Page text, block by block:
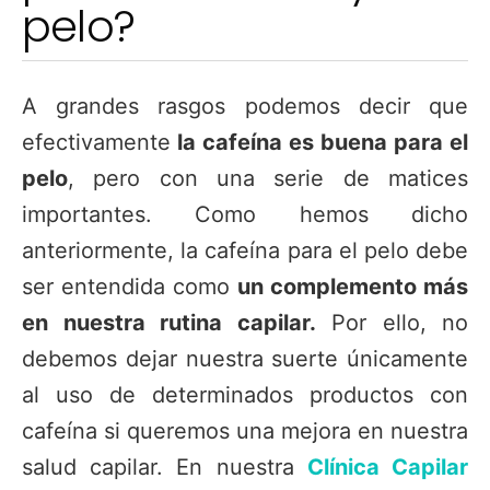
pelo?
A grandes rasgos podemos decir que
efectivamente la cafeína es buena para el
pelo, pero con una serie de matices
importantes. Como hemos dicho
anteriormente, la cafeína para el pelo debe
ser entendida como un complemento más
en nuestra rutina capilar. Por ello, no
debemos dejar nuestra suerte únicamente
al uso de determinados productos con
cafeína si queremos una mejora en nuestra
salud capilar. En nuestra Clínica Capilar